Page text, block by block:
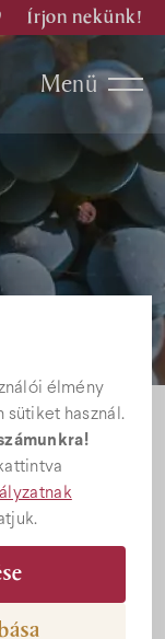
élmény
sütiket használ.
Írjon nekünk!
Menü